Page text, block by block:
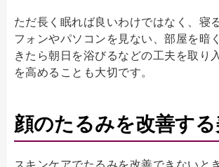
ただ長く眠れば良いわけではなく、寝
フォンやパソコンを見ない、部屋を暗
きたら朝日を浴びるなどの工夫を取り
を高めることも大切です。
顔のたるみを改善す